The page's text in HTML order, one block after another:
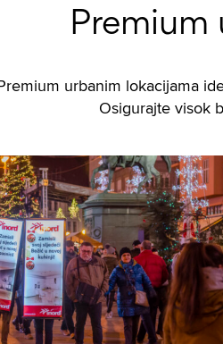
Premium
urbanim lokacijama
Osigurajte visok